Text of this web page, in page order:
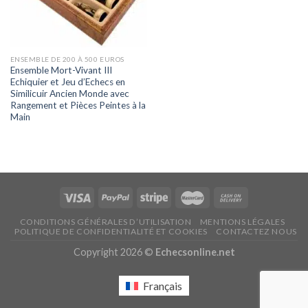
ENSEMBLE DE 200 À 500 EUROS
Ensemble Mort-Vivant III
Echiquier et Jeu d’Echecs en
Similicuir Ancien Monde avec
Rangement et Pièces Peintes à la
Main
CONDITIONS GÉNÉRALES D’UTILISATION
MENTIONS LÉGALES
POLITIQUE DE CONFIDENTIALITÉ ET COOKIES
CONTACTEZ NOUS
Copyright 2026 © Echecsonline.net
Français